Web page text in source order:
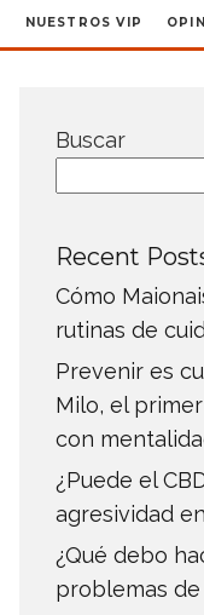
NUESTROS VIP
Buscar
Recent
Cómo
rutinas de
Prevenir es
Milo, el
con
¿Puede el
agresividad
¿Qué debo
problemas